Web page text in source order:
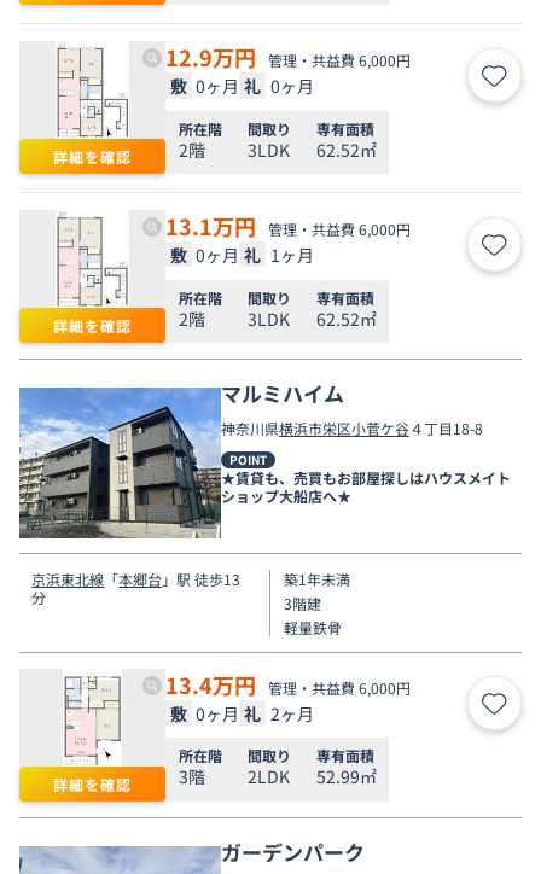
詳細を確認
12.9万円 管理・共益費 6,000円
敷 0ヶ月 礼 0ヶ月 お気
所在階
2階
間取り
3LDK
専有面積
62.52㎡
詳細を確認
13.1万円 管理・共益費 6,000円
敷 0ヶ月 礼 1ヶ月 お気
所在階
2階
間取り
3LDK
専有面積
62.52㎡
マルミハイム
神奈川県横浜市栄区小菅ケ谷４丁目18-8
POINT
★賃貸も、売買もお部屋探しはハウスメイト
ショップ大船店へ★
京浜東北線 「本郷台」駅 徒歩13
分
築1年未満
3階建
軽量鉄骨
詳細を確認
13.4万円 管理・共益費 6,000円
敷 0ヶ月 礼 2ヶ月 お気
所在階
3階
間取り
2LDK
専有面積
52.99㎡
ガーデンパーク